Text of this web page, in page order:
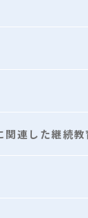
関連した継続